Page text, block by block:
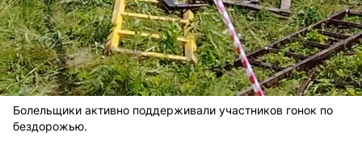
Болельщики активно поддерживали участников гонок по
бездорожью.